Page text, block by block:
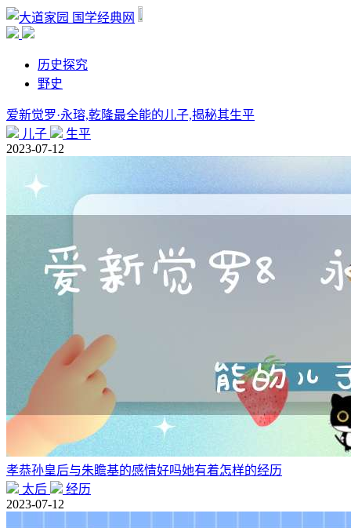
国学经典网
历史探究
野史
爱新觉罗·永瑢,乾隆最全能的儿子,揭秘其生平
儿子
生平
2023-07-12
孝恭孙皇后与朱瞻基的感情好吗她有着怎样的经历
太后
经历
2023-07-12